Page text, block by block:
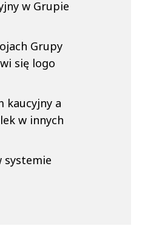
w Grupie
Grupy
się logo
kaucyjny a
w innych
systemie